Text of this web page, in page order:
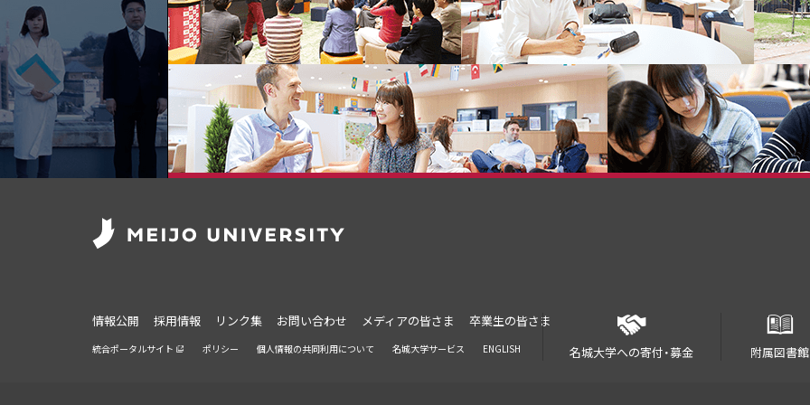
情報公開 採用情報 リンク集 お問い合わせ メディアの皆さま
卒業生の皆さま
名城大学への寄付・募金
附属図書館
統合ポータルサイト ポリシー 個人情報の共同利用について 名城大学サービス ENGLISH